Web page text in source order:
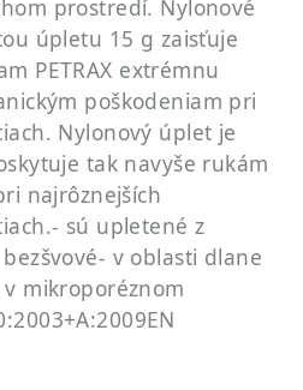
prostredí. Nylonové
úpletu 15 g zaisťuje
PETRAX extrémnu
poškodeniam pri
Nylonový úplet je
tak navyše rukám
najrôznejších
- sú upletené z
- v oblasti dlane
mikroporéznom
EN